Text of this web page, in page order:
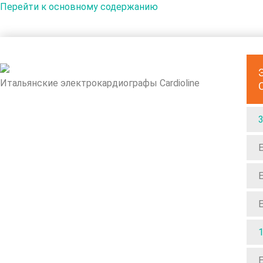
Перейти к основному содержанию
Итальянские электрокардиографы Cardioline